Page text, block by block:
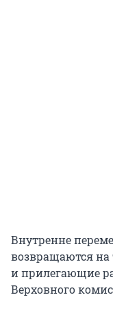
Внутренне
возвращаются на
и прилегающие
Верховного